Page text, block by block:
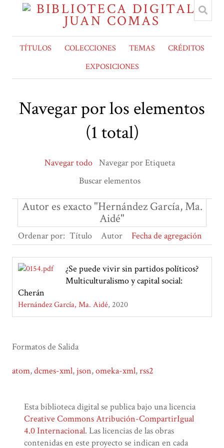
TÍTULOS COLECCIONES TEMAS
CRÉDITOS
EXPOSICIONES
Navegar por los elementos
(1 total)
Navegar todo Navegar por Etiqueta
Buscar elementos
Autor es exacto "Hernández García, Ma.
Aidé"
Ordenar por: Título Autor Fecha de agregación
¿Se puede vivir sin partidos políticos?
Multiculturalismo y capital social:
Cherán
Hernández García, Ma. Aidé 2020
Formatos de Salida
atom,dcmes-xml, json,omeka-xml,rss2
Esta biblioteca digital se publica bajo una licencia
Creative Commons Atribución-CompartirIgual
4.0 Internacional. Las licencias de las obras
contenidas en este proyecto se indican en cada